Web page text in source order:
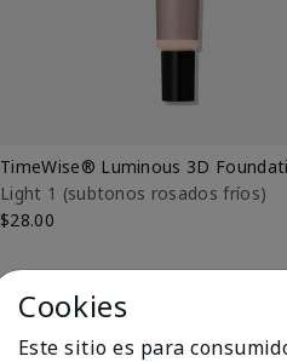
TimeWise® Luminous 3D
Light 1​ (subtonos rosados fríos)
$28.00
Cookies
Este sitio es para